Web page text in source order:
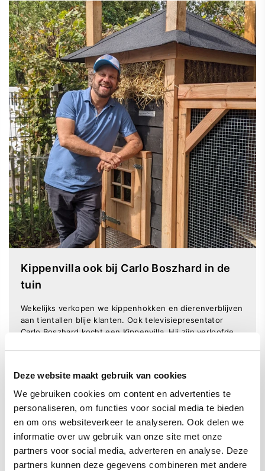
Deze website maakt gebruik van cookies
We gebruiken cookies om content en advertenties te
personaliseren, om functies voor social media te bieden
en om ons websiteverkeer te analyseren. Ook delen we
informatie over uw gebruik van onze site met onze
partners voor social media, adverteren en analyse. Deze
partners kunnen deze gegevens combineren met andere
Kippenvilla ook bij Carlo Boszhard in de
tuin
Wekelijks verkopen we kippenhokken en dierenverblijven
aan tientallen blije klanten. Ook televisiepresentator
Carlo Boszhard kocht een Kippenvilla. Hij zijn verloofde
Wat onze klanten zeggen
Lees de onafhankelijke beoordelingen: